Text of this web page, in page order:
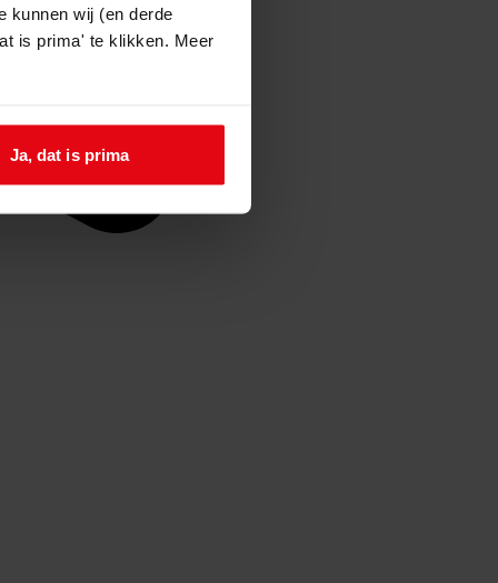
kunnen wij (en derde
is prima' te klikken. Meer
Ja, dat is prima